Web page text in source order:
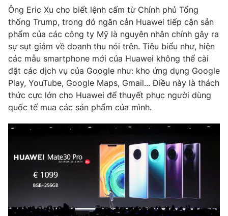
Hậu trường
Nhân vật
Khán giả
Giải sao mai
Điện ảnh
Âm nhạc
Sao
Đời sống
Du lịch
Làm đẹp
Chất lượng cuộc sống
Giáo dục
Tuyển sinh
Học trực tuyến
Công nghệ
Hitech Công nghệ tương lai
Sản phẩm
Giao lưu trực tuyến
Chuyên mục khác
Podcast
Ông Eric Xu cho biết lệnh cấm từ Chính phủ Tổng
thống Trump, trong đó ngăn cản Huawei tiếp cận sản
phẩm của các công ty Mỹ là nguyên nhân chính gây ra
sự sụt giảm về doanh thu nói trên. Tiêu biểu như, hiện
các mẫu smartphone mới của Huawei không thể cài
đặt các dịch vụ của Google như: kho ứng dụng Google
Play, YouTube, Google Maps, Gmail... Điều này là thách
thức cực lớn cho Huawei để thuyết phục người dùng
quốc tế mua các sản phẩm của mình.